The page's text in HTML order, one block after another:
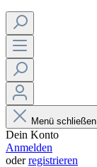
Menü schließen
Dein Konto
Anmelden
oderregistrieren